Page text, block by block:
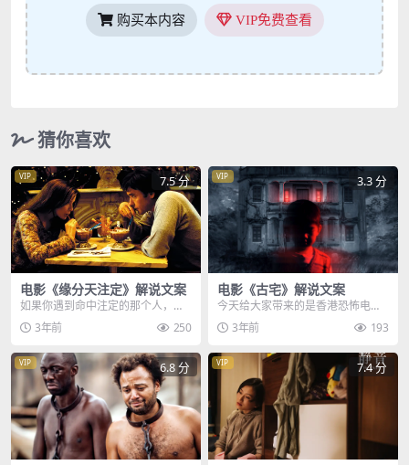
购买本内容 VIP免费查看
猜你喜欢
VIP 7.5 分
电影《缘分天注定》解说文案
如果你遇到命中注定的那个人，你
会放下婚姻或者现有的感情阻碍，
抛弃一切追求爱情吗，...
3年前 250
VIP 3.3 分
电影《古宅》解说文案
今天给大家带来的是香港恐怖电影
古宅，大美和儿子小帅住在一栋祖
传古宅里，这天是大年...
3年前 193
VIP 6.8 分 VIP 7.4 分